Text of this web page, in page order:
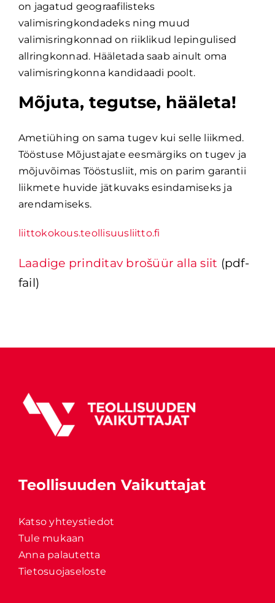
on jagatud geograafilisteks
valimisringkondadeks ning muud
valimisringkonnad on riiklikud lepingulised
allringkonnad. Hääletada saab ainult oma
valimisringkonna kandidaadi poolt.
Mõjuta, tegutse, hääleta!
Ametiühing on sama tugev kui selle liikmed.
Tööstuse Mõjustajate eesmärgiks on tugev ja
mõjuvõimas Tööstusliit, mis on parim garantii
liikmete huvide jätkuvaks esindamiseks ja
arendamiseks.
liittokokous.teollisuusliitto.fi
Laadige prinditav brošüür alla siit (pdf-
fail)
Teollisuuden Vaikuttajat
Katso yhteystiedot
Tule mukaan
Anna palautetta
Tietosuojaseloste